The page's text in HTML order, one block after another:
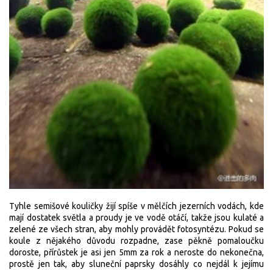
Tyhle semišové kouličky žijí spíše v mělčích jezerních vodách, kde
mají dostatek světla a proudy je ve vodě otáčí, takže jsou kulaté a
zelené ze všech stran, aby mohly provádět fotosyntézu. Pokud se
koule z nějakého důvodu rozpadne, zase pěkně pomaloučku
doroste, přírůstek je asi jen 5mm za rok a neroste do nekonečna,
prostě jen tak, aby sluneční paprsky dosáhly co nejdál k jejímu